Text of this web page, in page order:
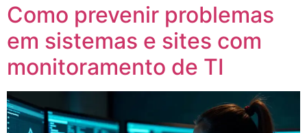
Como prevenir problemas
em sistemas e sites com
monitoramento de TI